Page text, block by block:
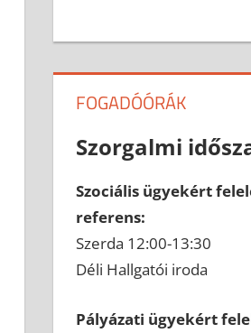
FOGADÓÓRÁK
Szorgalmi
Szociális ügyekért
referens:
Szerda 12:00-13:30
Déli Hallgatói iroda
Pályázati ügyekért